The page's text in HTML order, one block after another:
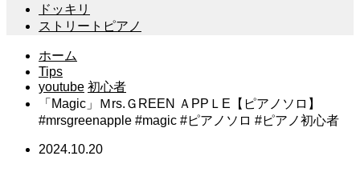
ドッキリ
ストリートピアノ
ホーム
Tips
youtube 初心者
「Magic」Ｍrs.ＧREEN ＡPPＬE【ピアノソロ】
#mrsgreenapple #magic #ピアノソロ #ピアノ初心者
2024.10.20